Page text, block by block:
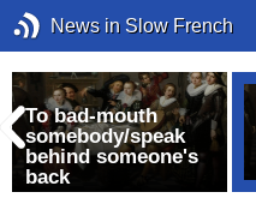
News in Slow French
To bad-mouth
somebody/speak
behind someone's
back